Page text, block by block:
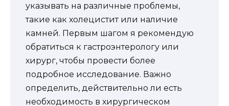
указывать на различные проблемы,
такие как холецистит или наличие
камней. Первым шагом я рекомендую
обратиться к гастроэнтерологу или
хирург, чтобы провести более
подробное исследование. Важно
определить, действительно ли есть
необходимость в хирургическом